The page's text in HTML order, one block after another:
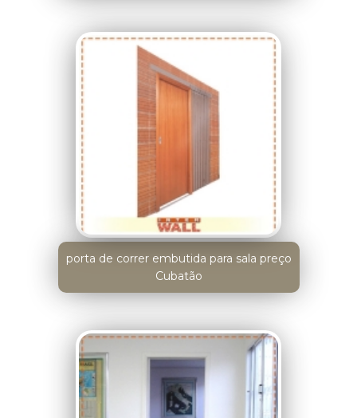
porta de correr embutida para sala preço
Cubatão